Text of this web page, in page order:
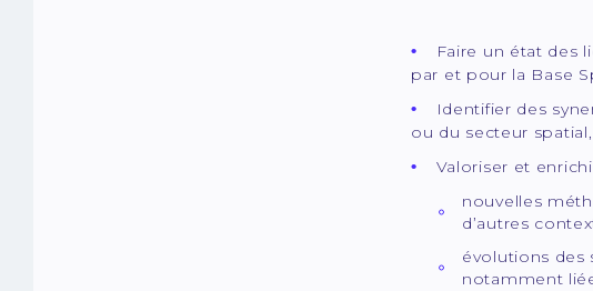
Faire un état des
par et pour la Base
Identifier des
ou du secteur spatial,
Valoriser et
nouvelles
d’autres
évolutions des
notamment